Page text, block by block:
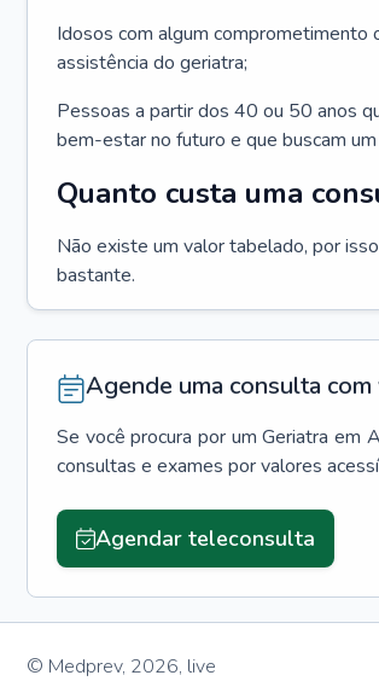
Idosos com algum comprometimento
assistência do geriatra;
Pessoas a partir dos 40 ou 50 anos
bem-estar no futuro e que buscam
Quanto custa uma
Não existe um valor tabelado, por
bastante.
Agende uma consulta
Se você procura por um Geriatra em
consultas e exames por valores
Agendar teleconsulta
© Medprev, 2026, live